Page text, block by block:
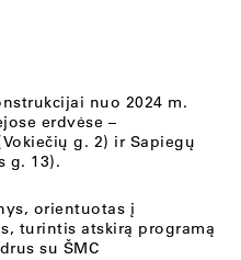
nuo 2024 m.
erdvėse –
g. 2) ir Sapiegų
g. 13).
orientuotas į
turintis atskirą programą
su ŠMC